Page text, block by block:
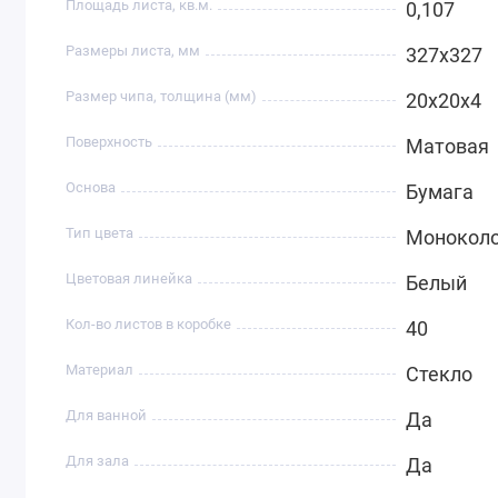
Площадь листа, кв.м. 0,107
Размеры листа, мм 327х327
Размер чипа, толщина (мм) 20х20х4
Поверхность Матовая
Основа Бумага
Тип цвета
Цветовая линейка Белый
Кол-во листов в коробке 40
Материал Стекло
Для ванной Да
Для зала Да